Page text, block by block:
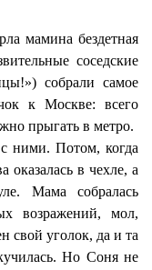
мамина бездетная
соседские
собрали самое
к Москве: всего
прыгать в метро.
ними. Потом, когда
оказалась в чехле, а
Мама собралась
возражений, мол,
свой уголок, да и та
Но Соня не